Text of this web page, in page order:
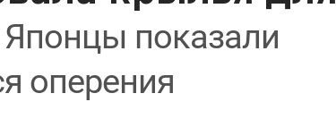
Японцы показали
оперения